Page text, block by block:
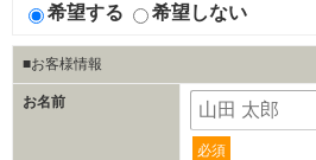
希望する 希望しない
■お客様情報
お名前
必須